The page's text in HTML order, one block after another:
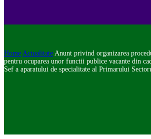
Home Actualitate Anunt privind organizarea
pentru ocuparea unor functii publice vacante din
Sef a aparatului de specialitate al Primarului